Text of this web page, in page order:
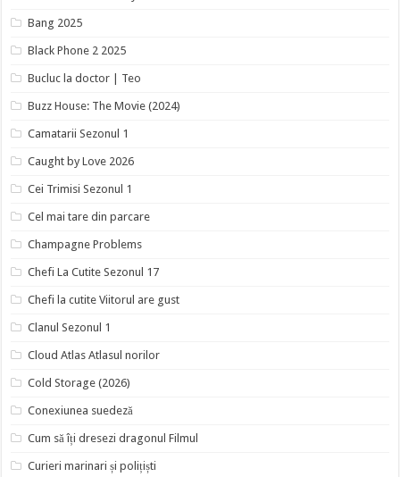
Bang 2025
Black Phone 2 2025
Bucluc la doctor | Teo
Buzz House: The Movie (2024)
Camatarii Sezonul 1
Caught by Love 2026
Cei Trimisi Sezonul 1
Cel mai tare din parcare
Champagne Problems
Chefi La Cutite Sezonul 17
Chefi la cutite Viitorul are gust
Clanul Sezonul 1
Cloud Atlas Atlasul norilor
Cold Storage (2026)
Conexiunea suedeză
Cum să îți dresezi dragonul Filmul
Curieri marinari și polițiști